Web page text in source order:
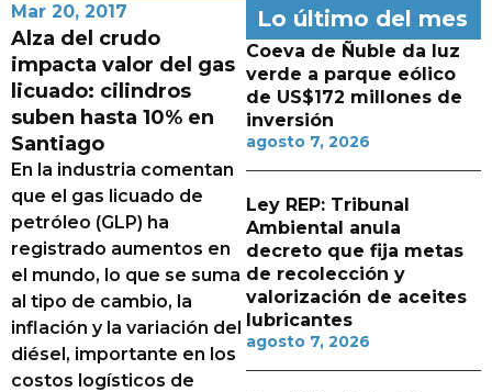
Mar 20, 2017
Alza del crudo
impacta valor del gas
licuado: cilindros
suben hasta 10% en
Santiago
En la industria comentan
que el gas licuado de
petróleo (GLP) ha
registrado aumentos en
el mundo, lo que se suma
al tipo de cambio, la
inflación y la variación del
diésel, importante en los
costos logísticos de
Lo último del mes
Coeva de Ñuble da luz
verde a parque eólico
de US$172 millones de
inversión
agosto 7, 2026
Ley REP: Tribunal
Ambiental anula
decreto que fija metas
de recolección y
valorización de aceites
lubricantes
agosto 7, 2026